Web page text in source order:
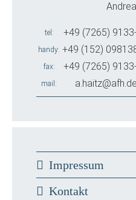
tel +49 (7265)
handy +49 (152)
fax +49 (7265)
mail a.haitz@afh.de
Impressum
Kontakt